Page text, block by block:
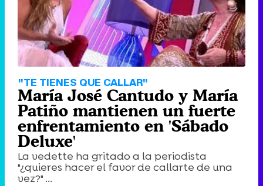
"TE TIENES QUE CALLAR"
María José Cantudo y María
Patiño mantienen un fuerte
enfrentamiento en 'Sábado
Deluxe'
La vedette ha gritado a la periodista
"¿quieres hacer el favor de callarte de una
vez?" ...